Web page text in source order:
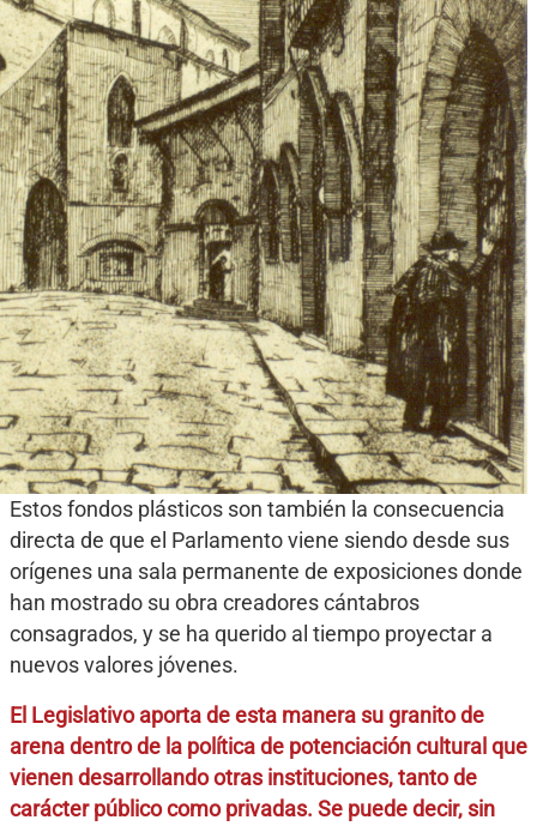
Estos fondos plásticos son también la consecuencia
directa de que el Parlamento viene siendo desde sus
orígenes una sala permanente de exposiciones donde
han mostrado su obra creadores cántabros
consagrados, y se ha querido al tiempo proyectar a
nuevos valores jóvenes.
El Legislativo aporta de esta manera su granito de
arena dentro de la política de potenciación cultural que
vienen desarrollando otras instituciones, tanto de
carácter público como privadas. Se puede decir, sin